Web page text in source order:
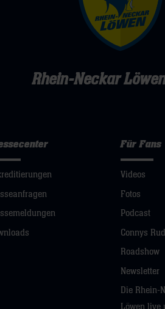
Rhein-Neckar
Für Fans
Videos
Fotos
Podcast
Connys
Roadshow
Newsletter
Die Rhein-
Löwen live